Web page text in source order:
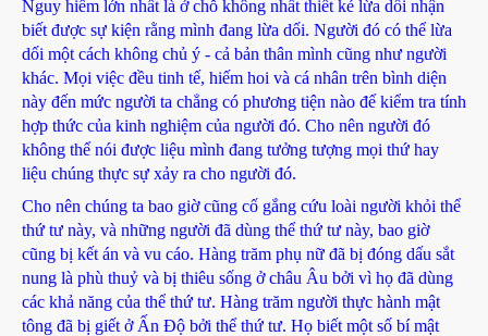
Nguy hiểm lớn nhất là ở chỗ không nhất thiết kẻ lừa dối nhận
biết được sự kiện rằng mình đang lừa dối. Người đó có thể lừa
dối một cách không chủ ý - cả bản thân mình cũng như người
khác. Mọi việc đều tinh tế, hiếm hoi và cá nhân trên bình diện
này đến mức người ta chẳng có phương tiện nào để kiểm tra tính
hợp thức của kinh nghiệm của người đó. Cho nên người đó
không thể nói được liệu mình đang tưởng tượng mọi thứ hay
liệu chúng thực sự xảy ra cho người đó.
Cho nên chúng ta bao giờ cũng cố gắng cứu loài người khỏi thể
thứ tư này, và những người đã dùng thể thứ tư này, bao giờ
cũng bị kết án và vu cáo. Hàng trăm phụ nữ đã bị đóng dấu sắt
nung là phù thuỷ và bị thiêu sống ở châu Âu bởi vì họ đã dùng
các khả năng của thể thứ tư. Hàng trăm người thực hành mật
tông đã bị giết ở Ấn Độ bởi thể thứ tư. Họ biết một số bí mật